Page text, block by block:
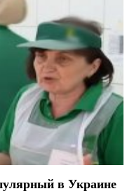
в Украине